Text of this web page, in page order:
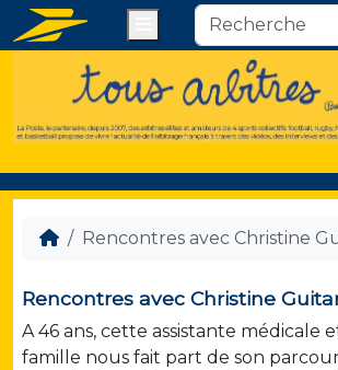
Rencontres avec Christine
Rencontres avec Christine
A 46 ans, cette assistante médicale
famille nous fait part de son